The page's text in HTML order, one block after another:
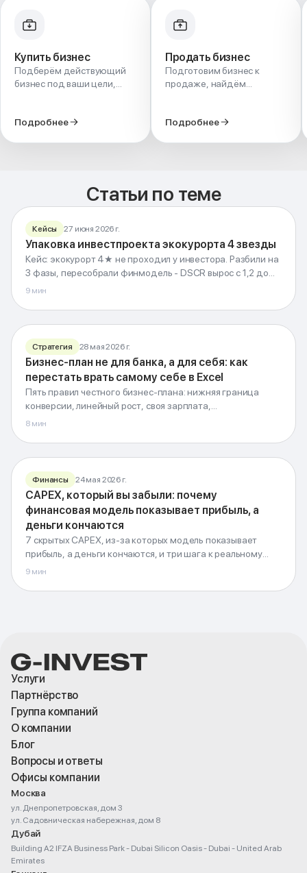
Купить бизнес
Подберём действующий
бизнес под ваши цели,
сделку - от поиска до
Подробнее
Продать бизнес
Подготовим бизнес к
продаже, найдём
оценкой и защитой ваших
Подробнее
Статьи по теме
КЕЙС · ИНВЕСТУПАКОВКА
Экокурорт
4звезды
Фазная реализация · CAPEX · NPV · DSCR G-Invest · Блог
Кейсы 27 июня 2026 г.
Упаковка инвестпроекта экокурорта 4 звезды
Кейс: экокурорт 4★ не проходил у инвестора. Разбили на
3 фазы, пересобрали финмодель - DSCR вырос с 1,2 до
1,94, NPV вышел в плюс.
9 мин
Бизнес-план
для себя
Честные цифры вместо вдохновляющих таблиц
Стратегия 28 мая 2026 г.
Бизнес-план не для банка, а для себя: как
перестать врать самому себе в Excel
Пять правил честного бизнес-плана: нижняя граница
конверсии, линейный рост, своя зарплата,
непредвиденные 15-20% и пессимистичный сценарий.
8 мин
ФИНАНСОВАЯ МОДЕЛЬ
CAPEX,
который вызабыли
Финансы 24 мая 2026 г.
CAPEX, который вы забыли: почему
финансовая модель показывает прибыль, а
деньги кончаются
7 скрытых CAPEX, из-за которых модель показывает
прибыль, а деньги кончаются, и три шага к реальному
учёту капзатрат.
9 мин
Услуги
Партнёрство
Группа компаний
О компании
Блог
Вопросы и ответы
Офисы компании
Москва
ул. Днепропетровская, дом 3
ул. Садовническая набережная, дом 8
Дубай
Building A2 IFZA Business Park - Dubai Silicon Oasis - Dubai - United Arab
Emirates